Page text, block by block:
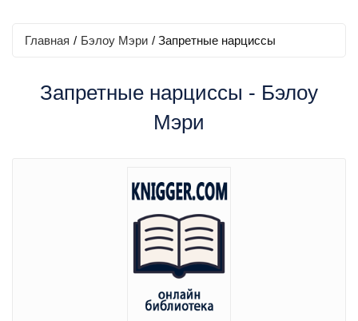
Главная / Бэлоу Мэри / Запретные нарциссы
Запретные нарциссы - Бэлоу
Мэри